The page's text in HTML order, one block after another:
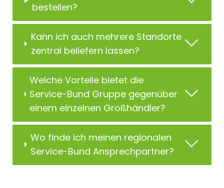
bestellen?
Kann ich auch mehrere Standorte
zentral beliefern lassen?
Welche Vorteile bietet die
Service-Bund Gruppe gegenüber
einem einzelnen Großhändler?
Wo finde ich meinen regionalen
Service-Bund Ansprechpartner?